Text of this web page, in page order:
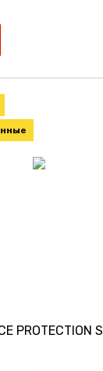
PROTECTION S